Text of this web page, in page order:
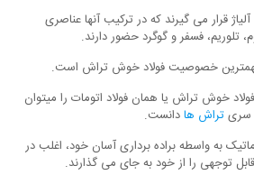
قرار می گیرند که در ترکیب آنها عناصری
تلوریم، فسفر و گوگرد حضور دارند.
مهمترین خصوصیت فولاد خوش تراش است.
خوش تراش یا همان فولاد اتومات را میتوان
سریتراش هادانست.
به واسطه براده برداری آسان خود، اغلب در
قابل توجهی را از خود به جای می گذارند.